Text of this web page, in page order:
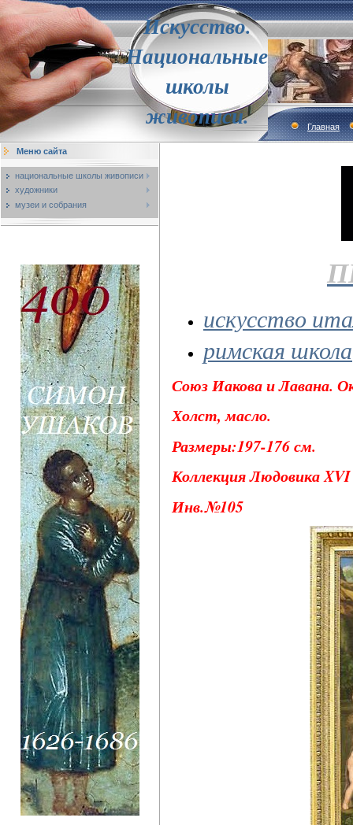
Искусство.
Национальные
школы
живописи.
Главная
Меню сайта
национальные школы живописи
художники
музеи и собрания
искусство
римская школа
Союз Иакова и Лавана.
Холст, масло.
Размеры:197-176 см.
Коллекция Людовика
Инв.№105